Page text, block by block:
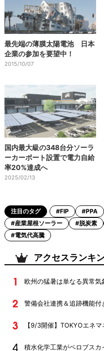
最先端の薄膜太陽電池 日本
企業の参加を要望中！
2015/10/07
国内最大級の348台分ソーラ
ーカーポート設置で電力自給
率20%達成へ
2025/02/13
注目のタグ #FIP #PPA
#産業屋根ソーラー
#脱炭素
#電気代高騰
アクセスランキ
欧州の猛暑は単なる異常
警備会社連携＆追跡機能
【9/3開催】TOKYOエネ
積水化学工業がペロブス